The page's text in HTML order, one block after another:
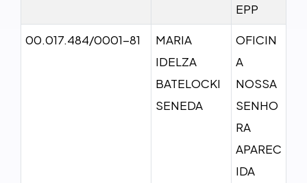
EPP
00.017.484/0001-81
MARIA
IDELZA
BATELOCKI
SENEDA
OFICIN
A
NOSSA
SENHO
RA
APAREC
IDA